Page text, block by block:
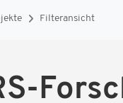
Filteransicht